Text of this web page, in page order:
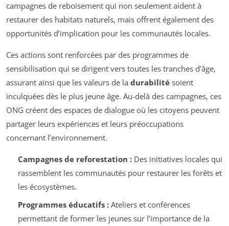
campagnes de reboisement qui non seulement aident à
restaurer des habitats naturels, mais offrent également des
opportunités d’implication pour les communautés locales.
Ces actions sont renforcées par des programmes de
sensibilisation qui se dirigent vers toutes les tranches d’âge,
assurant ainsi que les valeurs de la durabilité soient
inculquées dès le plus jeune âge. Au-delà des campagnes, ces
ONG créent des espaces de dialogue où les citoyens peuvent
partager leurs expériences et leurs préoccupations
concernant l’environnement.
Campagnes de reforestation :Des initiatives locales qui
rassemblent les communautés pour restaurer les forêts et
les écosystèmes.
Programmes éducatifs :Ateliers et conférences
permettant de former les jeunes sur l’importance de la